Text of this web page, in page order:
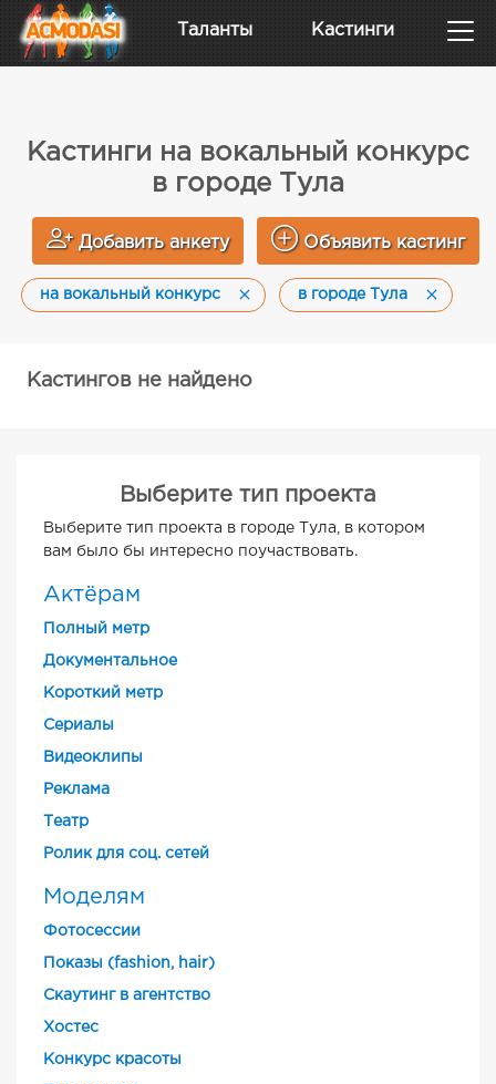
Таланты Кастинги
Кастинги на вокальный конкурс
в городе Тула
Добавить анкету Объявить кастинг
на вокальный конкурс в городе Тула
Кастингов не найдено
Выберите тип проекта
Выберите тип проекта в городе Тула, в котором
вам было бы интересно поучаствовать.
Актёрам
Полный метр
Документальное
Короткий метр
Cериалы
Видеоклипы
Реклама
Театр
Ролик для соц. сетей
Моделям
Фотосессии
Показы (fashion, hair)
Скаутинг в агентство
Хостес
Конкурс красоты